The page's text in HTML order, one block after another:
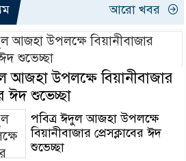
আরো খবর
আজহা উপলক্ষে বিয়ানীবাজার
ঈদ শুভেচ্ছা
পবিত্র ঈদুল আজহা উপলক্ষে
বিয়ানীবাজার প্রেসক্লাবের ঈদ
শুভেচ্ছা